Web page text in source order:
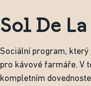
Sol De
Sociální program,
pro kávové farmáře. V
kompletním